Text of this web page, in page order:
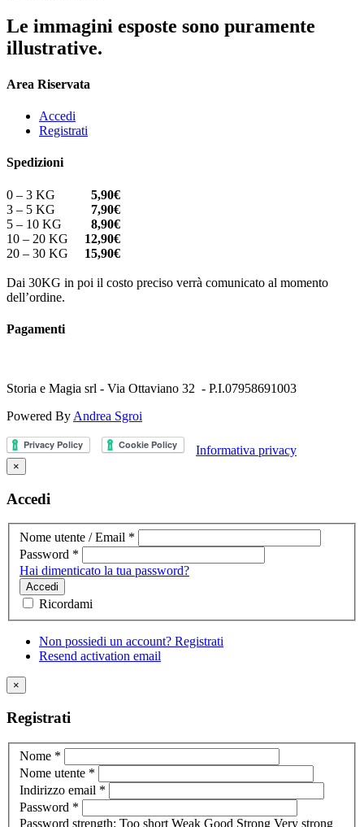
Le immagini esposte sono puramente
illustrative.
Area Riservata
Accedi
Registrati
Spedizioni
0 – 3 KG 5,90€
3 – 5 KG 7,90€
5 – 10 KG 8,90€
10 – 20 KG 12,90€
20 – 30 KG 15,90€
Dai 30KG in poi il costo preciso verrà comunicato al momento
dell’ordine.
Pagamenti
Storia e Magia srl - Via Ottaviano 32 - P.I.07958691003
Powered By Andrea Sgroi
Informativa privacy
×
Accedi
Nome utente / Email *
Password *
Hai dimenticato la tua password?
Accedi
Ricordami
Non possiedi un account? Registrati
Resend activation email
×
Registrati
Nome *
Nome utente *
Indirizzo email *
Password *
Password strength: Too short Weak Good Strong Very strong